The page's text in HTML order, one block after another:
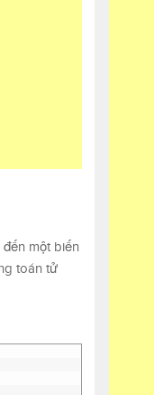
một biến
toán tử